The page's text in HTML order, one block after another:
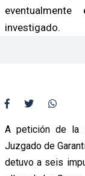
investigado.
A petición de la
Juzgado de
detuvo a seis